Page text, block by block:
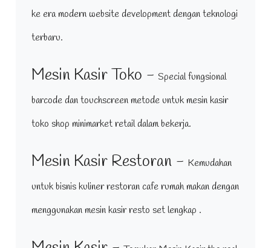
ke era modern website development dengan teknologi
terbaru.
Mesin Kasir Toko - Special fungsional
barcode dan touchscreen metode untuk mesin kasir
toko shop minimarket retail dalam bekerja.
Mesin Kasir Restoran - Kemudahan
untuk bisnis kuliner restoran cafe rumah makan dengan
menggunakan mesin kasir resto set lengkap .